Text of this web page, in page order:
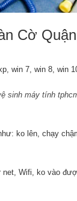
Cờ
win 7, win 8, win
sinh máy tính
ko lên, chạy
Wifi, ko vào